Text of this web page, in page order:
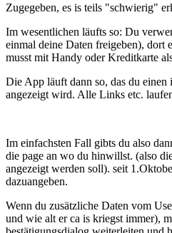
Zugegeben, es is teils "schwierig"
Im wesentlichen läufts so: Du
einmal deine Daten freigeben), dort
musst mit Handy oder Kreditkarte
Die App läuft dann so, das du einen
angezeigt wird. Alle Links etc.
Im einfachsten Fall gibts du also
die page an wo du hinwillst. (also
angezeigt werden soll). seit
dazuangeben.
Wenn du zusätzliche Daten vom
und wie alt er ca is kriegst immer),